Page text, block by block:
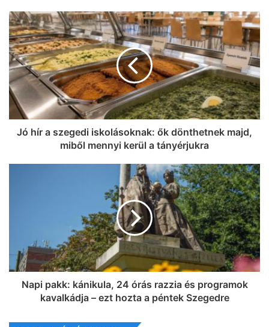
Jó hír a szegedi iskolásoknak: ők dönthetnek majd,
miből mennyi kerül a tányérjukra
Napi pakk: kánikula, 24 órás razzia és programok
kavalkádja – ezt hozta a péntek Szegedre